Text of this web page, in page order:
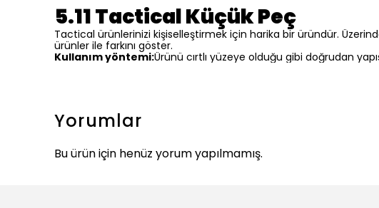
5.11 Tactical Küçük Peç
Tactical ürünlerinizi kişiselleştirmek için harika bir üründür.
ürünler ile farkını göster.
Kullanım yöntemi:Ürünü cırtlı yüzeye olduğu gibi doğrudan
Yorumlar
Bu ürün için henüz yorum yapılmamış.